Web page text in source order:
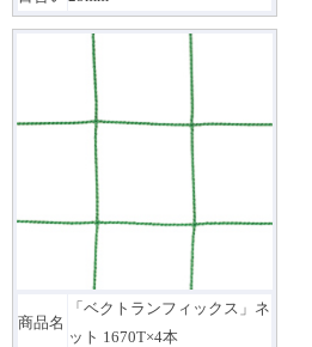
商品名
「ベクトランフィックス」ネ
ット 1670T×4本